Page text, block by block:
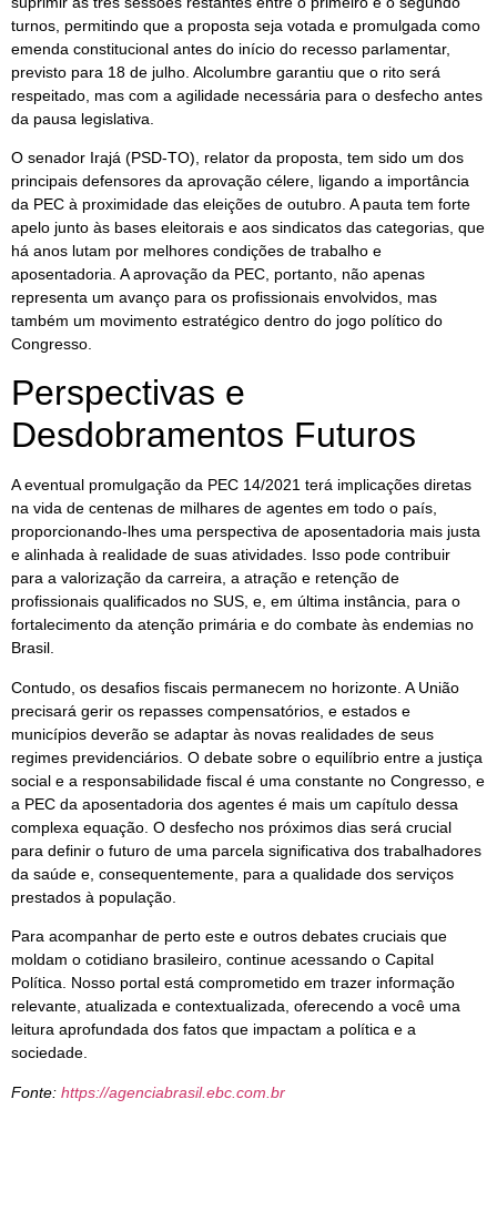
turnos, permitindo que a proposta seja votada e promulgada como
emenda constitucional antes do início do recesso parlamentar,
previsto para 18 de julho. Alcolumbre garantiu que o rito será
respeitado, mas com a agilidade necessária para o desfecho antes
da pausa legislativa.
O senador Irajá (PSD-TO), relator da proposta, tem sido um dos
principais defensores da aprovação célere, ligando a importância
da PEC à proximidade das eleições de outubro. A pauta tem forte
apelo junto às bases eleitorais e aos sindicatos das categorias, que
há anos lutam por melhores condições de trabalho e
aposentadoria. A aprovação da PEC, portanto, não apenas
representa um avanço para os profissionais envolvidos, mas
também um movimento estratégico dentro do jogo político do
Congresso.
Perspectivas e
Desdobramentos Futuros
A eventual promulgação da PEC 14/2021 terá implicações diretas
na vida de centenas de milhares de agentes em todo o país,
proporcionando-lhes uma perspectiva de aposentadoria mais justa
e alinhada à realidade de suas atividades. Isso pode contribuir
para a valorização da carreira, a atração e retenção de
profissionais qualificados no SUS, e, em última instância, para o
fortalecimento da atenção primária e do combate às endemias no
Brasil.
Contudo, os desafios fiscais permanecem no horizonte. A União
precisará gerir os repasses compensatórios, e estados e
municípios deverão se adaptar às novas realidades de seus
regimes previdenciários. O debate sobre o equilíbrio entre a justiça
social e a responsabilidade fiscal é uma constante no Congresso, e
a PEC da aposentadoria dos agentes é mais um capítulo dessa
complexa equação. O desfecho nos próximos dias será crucial
para definir o futuro de uma parcela significativa dos trabalhadores
da saúde e, consequentemente, para a qualidade dos serviços
prestados à população.
Para acompanhar de perto este e outros debates cruciais que
moldam o cotidiano brasileiro, continue acessando o Capital
Política. Nosso portal está comprometido em trazer informação
relevante, atualizada e contextualizada, oferecendo a você uma
leitura aprofundada dos fatos que impactam a política e a
sociedade.
Fonte: https://agenciabrasil.ebc.com.br